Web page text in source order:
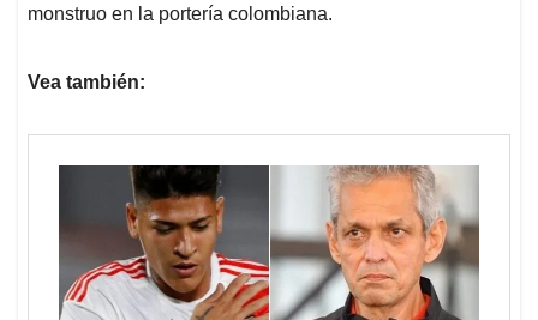
monstruo en la portería colombiana.
Vea también: